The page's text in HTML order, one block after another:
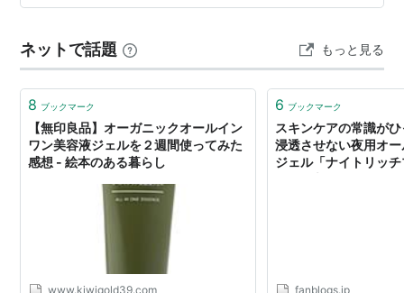
最適なのか判断するのは難しいですよね。 この記事で
みや年齢に最適な商品の選び方をご紹介します。エイジ
ングケア、美白、乾燥対策、敏感肌ケアなど、お悩み別
におすすめのシリーズを詳しく解説していきますの…
ネットで話題 もっと見る
8 ブックマーク
【無印良品】オーガニックオールイン
ワン美容液ジェルを２週間使ってみた
感想 - 絵本のある暮らし
www.kiwigold39.com
6 ブックマーク
スキンケアの常識が
浸透させない夜用オ
ジェル「ナイトリッ
fanblogs.jp